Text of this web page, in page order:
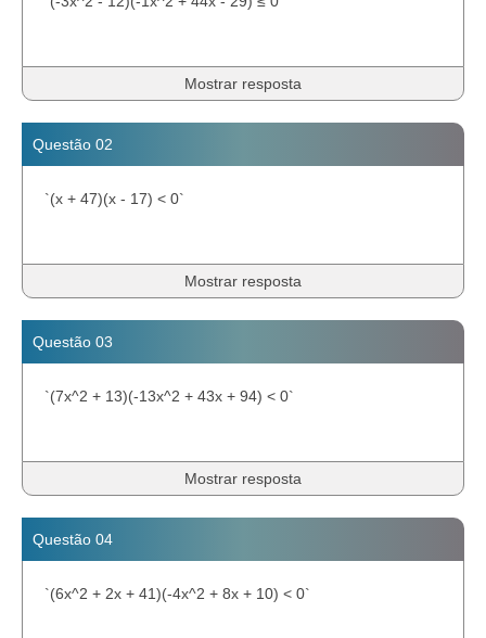
Mostrar resposta
Questão 02
`(x + 47)(x - 17) < 0`
Mostrar resposta
Questão 03
`(7x^2 + 13)(-13x^2 + 43x + 94) < 0`
Mostrar resposta
Questão 04
`(6x^2 + 2x + 41)(-4x^2 + 8x + 10) < 0`